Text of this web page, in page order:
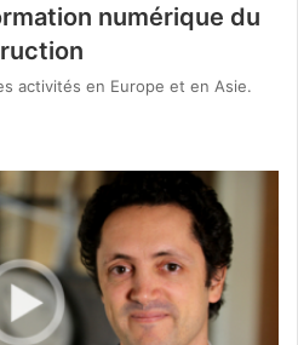
numérique du
activités en Europe et en Asie.